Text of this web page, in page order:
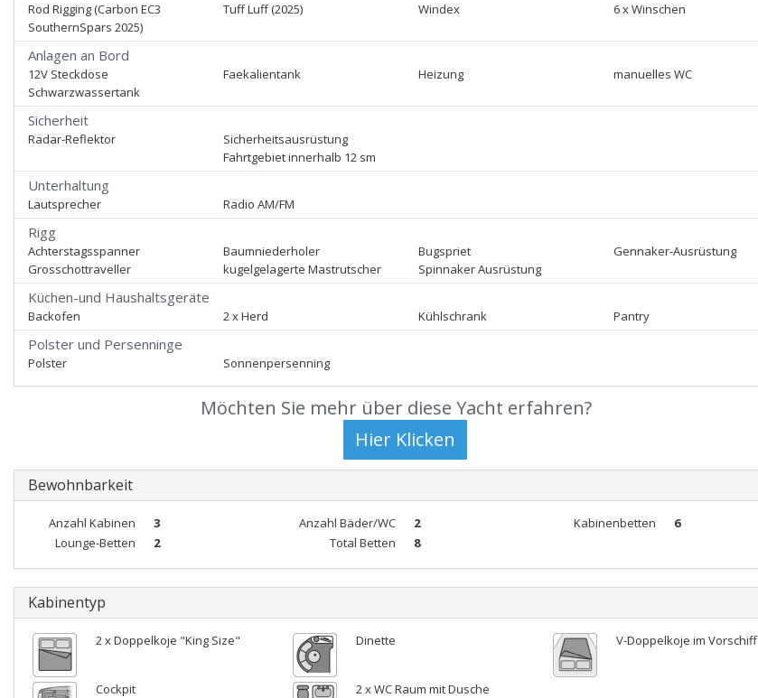
Rod Rigging (Carbon EC3
SouthernSpars 2025)
Tuff Luff (2025) Windex 6 x Winschen
Anlagen an Bord
12V Steckdose Faekalientank Heizung
manuelles WC
Schwarzwassertank
Sicherheit
Radar-Reflektor
Sicherheitsausrüstung
Fahrtgebiet innerhalb 12 sm
Unterhaltung
Lautsprecher Radio AM/FM
Rigg
Achterstagsspanner Baumniederholer Bugspriet
Gennaker-Ausrüstung
Grosschottraveller
kugelgelagerte Mastrutscher Spinnaker Ausrüstung
Küchen-und Haushaltsgeräte
Backofen 2 x Herd Kühlschrank Pantry
Polster und Persenninge
Polster Sonnenpersenning
Möchten Sie mehr über diese Yacht erfahren?
Bewohnbarkeit
Anzahl Kabinen 3 Anzahl Bäder/WC 2 Kabinenbetten
6
Lounge-Betten
2 Total Betten 8
Kabinentyp
2 x Doppelkoje "King Size" Dinette V-Doppelkoje im Vorschiff
Cockpit 2 x WC Raum mit Dusche